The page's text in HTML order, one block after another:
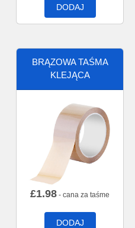
DODAJ
BRĄZOWA TAŚMA
KLEJĄCA
£1.98 - cana za taśme
DODAJ